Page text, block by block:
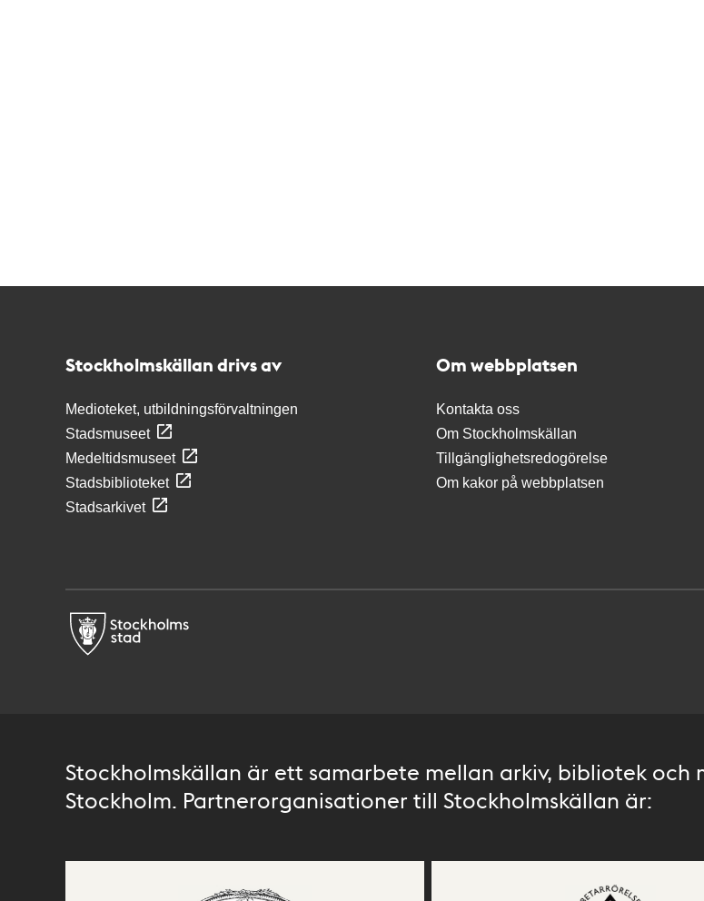
Stockholmskällan drivs av
Medioteket, utbildningsförvaltningen
Stadsmuseet
Medeltidsmuseet
Stadsbiblioteket
Stadsarkivet
Om webbplatsen
Kontakta oss
Om Stockholmskällan
Tillgänglighetsredogörelse
Om kakor på webbplatsen
Stockholmskällan är ett samarbete mellan arkiv, bibliotek och
Stockholm. Partnerorganisationer till Stockholmskällan är: